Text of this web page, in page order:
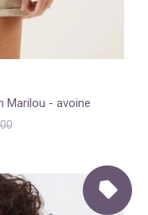
Marilou - avoine